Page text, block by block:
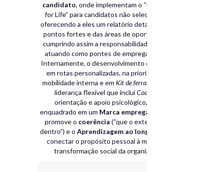
candidato, onde implementam o “Feedback
for Life” para candidatos não selecionados,
oferecendo a eles um relatório detalhado dos
pontos fortes e das áreas de oportunidade,
cumprindo assim a responsabilidade social e
atuando como pontes de empregabilidade.
Internamente, o desenvolvimento é baseado
em rotas personalizadas, na priorização da
mobilidade interna e em Kit de ferramentas
liderança flexível que incluiCoaching
orientação e apoio psicológico, tudo
enquadrado em um Marca empregadora
promove o coerência (“que o exterior está
dentro”) e o Aprendizagem ao longo da vida
conectar o propósito pessoal à missão de
transformação social da organização.